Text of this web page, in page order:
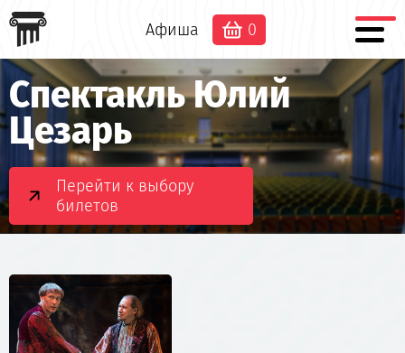
Афиша 0
Спектакль Юлий
Цезарь
Перейти к выбору
билетов